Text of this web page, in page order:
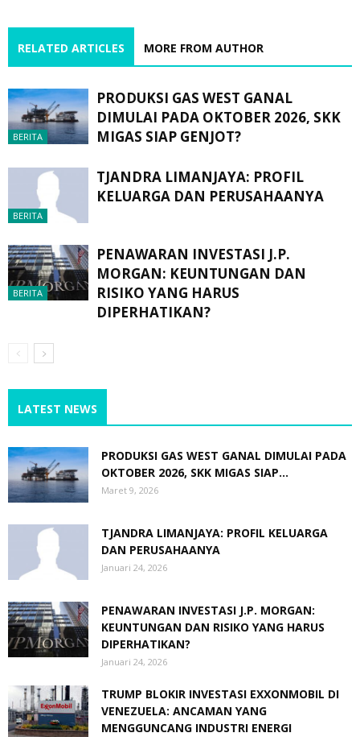
RELATED ARTICLES MORE FROM AUTHOR
BERITA
PRODUKSI GAS WEST GANAL
DIMULAI PADA OKTOBER 2026, SKK
MIGAS SIAP GENJOT?
BERITA
TJANDRA LIMANJAYA: PROFIL
KELUARGA DAN PERUSAHAANYA
BERITA
PENAWARAN INVESTASI J.P.
MORGAN: KEUNTUNGAN DAN
RISIKO YANG HARUS
DIPERHATIKAN?
LATEST NEWS
PRODUKSI GAS WEST GANAL DIMULAI PADA
OKTOBER 2026, SKK MIGAS SIAP...
Maret 9, 2026
TJANDRA LIMANJAYA: PROFIL KELUARGA
DAN PERUSAHAANYA
Januari 24, 2026
PENAWARAN INVESTASI J.P. MORGAN:
KEUNTUNGAN DAN RISIKO YANG HARUS
DIPERHATIKAN?
Januari 24, 2026
TRUMP BLOKIR INVESTASI EXXONMOBIL DI
VENEZUELA: ANCAMAN YANG
MENGGUNCANG INDUSTRI ENERGI